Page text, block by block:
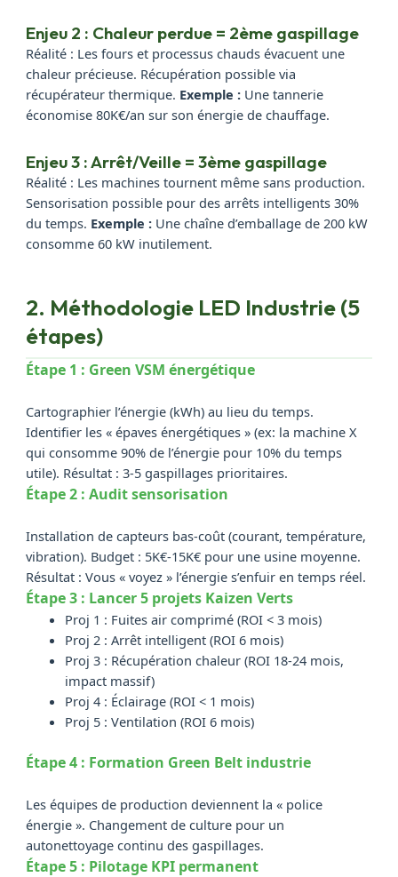
Enjeu 2 : Chaleur perdue = 2ème gaspillage
Réalité : Les fours et processus chauds évacuent une
chaleur précieuse. Récupération possible via
récupérateur thermique. Exemple : Une tannerie
économise 80K€/an sur son énergie de chauffage.
Enjeu 3 : Arrêt/Veille = 3ème gaspillage
Réalité : Les machines tournent même sans production.
Sensorisation possible pour des arrêts intelligents 30%
du temps. Exemple : Une chaîne d’emballage de 200 kW
consomme 60 kW inutilement.
2. Méthodologie LED Industrie (5
étapes)
Étape 1 : Green VSM énergétique
Cartographier l’énergie (kWh) au lieu du temps.
Identifier les « épaves énergétiques » (ex: la machine X
qui consomme 90% de l’énergie pour 10% du temps
utile). Résultat : 3-5 gaspillages prioritaires.
Étape 2 : Audit sensorisation
Installation de capteurs bas-coût (courant, température,
vibration). Budget : 5K€-15K€ pour une usine moyenne.
Résultat : Vous « voyez » l’énergie s’enfuir en temps réel.
Étape 3 : Lancer 5 projets Kaizen Verts
Proj 1 : Fuites air comprimé (ROI < 3 mois)
Proj 2 : Arrêt intelligent (ROI 6 mois)
Proj 3 : Récupération chaleur (ROI 18-24 mois,
impact massif)
Proj 4 : Éclairage (ROI < 1 mois)
Proj 5 : Ventilation (ROI 6 mois)
Étape 4 : Formation Green Belt industrie
Les équipes de production deviennent la « police
énergie ». Changement de culture pour un
autonettoyage continu des gaspillages.
Étape 5 : Pilotage KPI permanent